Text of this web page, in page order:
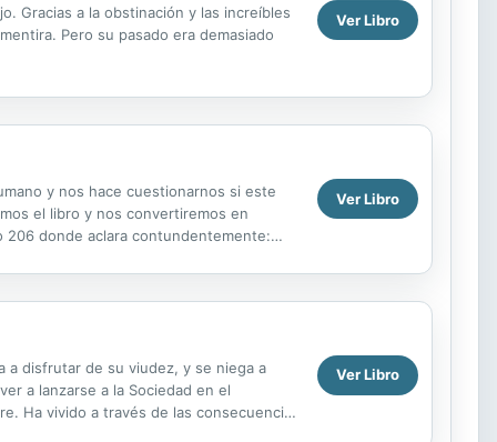
Gracias a la obstinación y las increíbles
Pero su pasado era demasiado
Ver Libro
y nos hace cuestionarnos si este
el libro y nos convertiremos en
206 donde aclara contundentemente:
Ver Libro
a disfrutar de su viudez, y se niega a
a lanzarse a la Sociedad en el
Ha vivido a través de las consecuencias
Ver Libro